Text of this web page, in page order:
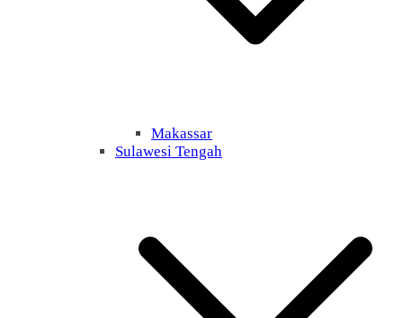
Makassar
Sulawesi Tengah